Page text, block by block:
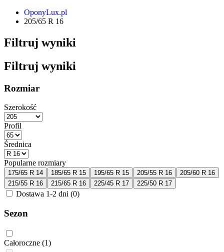
OponyLux.pl
205/65 R 16
Filtruj wyniki
Filtruj wyniki
Rozmiar
Szerokość
Profil
Średnica
Popularne rozmiary
175/65 R 14 185/65 R 15 195/65 R 15 205/55 R 16
205/60 R 16
215/55 R 16
215/65 R 16 225/45 R 17 225/50 R 17
Dostawa 1-2 dni (0)
Sezon
Całoroczne (1)